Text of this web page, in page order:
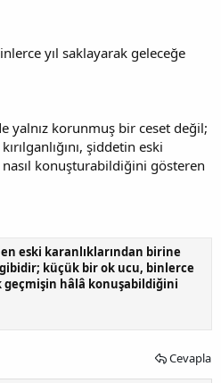
yıl saklayarak geleceğe
yalnız korunmuş bir ceset değil;
şiddetin eski
konuşturabildiğini gösteren
eski karanlıklarından birine
küçük bir ok ucu, binlerce
geçmişin hâlâ konuşabildiğini
Cevapla